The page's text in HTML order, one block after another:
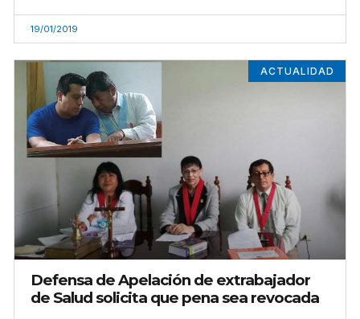
19/01/2019
ACTUALIDAD
Defensa de Apelación de extrabajador
de Salud solicita que pena sea revocada